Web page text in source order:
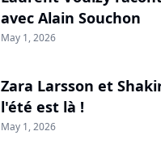
avec Alain Souchon
May 1, 2026
Zara Larsson et
l'été est là !
May 1, 2026